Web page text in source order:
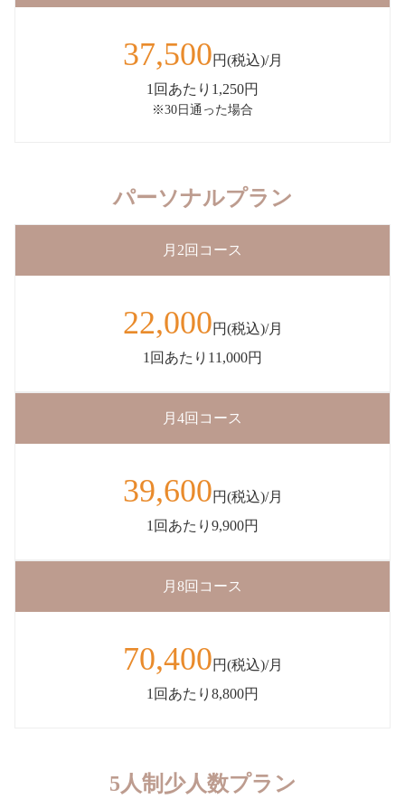
37,500円(税込)/月
1回あたり1,250円
※30日通った場合
パーソナルプラン
月2回コース
22,000円(税込)/月
1回あたり11,000円
月4回コース
39,600円(税込)/月
1回あたり9,900円
月8回コース
70,400円(税込)/月
1回あたり8,800円
5人制少人数プラン